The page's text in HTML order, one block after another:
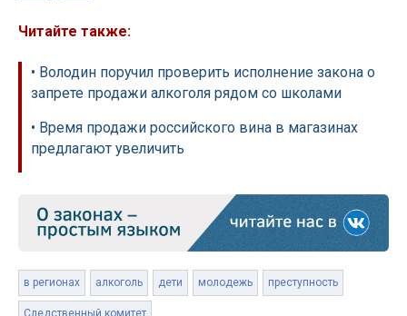
Читайте также:
• Володин поручил проверить исполнение закона о
запрете продажи алкоголя рядом со школами
• Время продажи российского вина в магазинах
предлагают увеличить
в регионах алкоголь дети молодежь преступность
Следственный комитет